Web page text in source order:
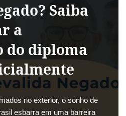
Saiba
a
do diploma
no exterior, o sonho de
esbarra em uma barreira